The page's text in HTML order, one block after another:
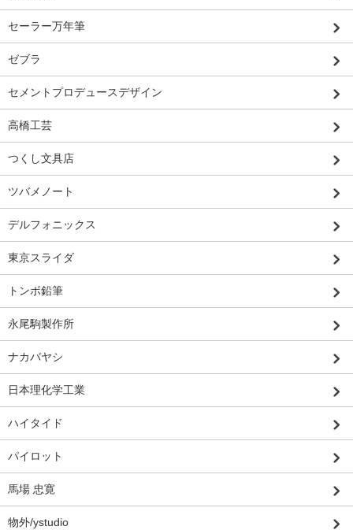
セーラー万年筆
ゼブラ
セメントプロデュースデザイン
高橋工芸
つくし文具店
ツバメノート
デルフォニックス
東京スライダ
トンボ鉛筆
永尾駒製作所
ナカバヤシ
日本理化学工業
ハイタイド
パイロット
馬場 忠寛
物外/ystudio